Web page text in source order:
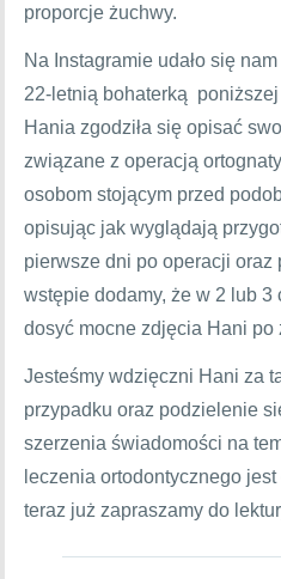
proporcje żuchwy.
Na Instagramie udało się
22-letnią bohaterką
Hania zgodziła się opisać
związane z operacją
osobom stojącym przed
opisując jak wyglądają
pierwsze dni po operacji oraz
wstępie dodamy, że w 2 lub 3
dosyć mocne zdjęcia Hani po
Jesteśmy wdzięczni Hani za
przypadku oraz podzielenie
szerzenia świadomości na
leczenia ortodontycznego
teraz już zapraszamy do